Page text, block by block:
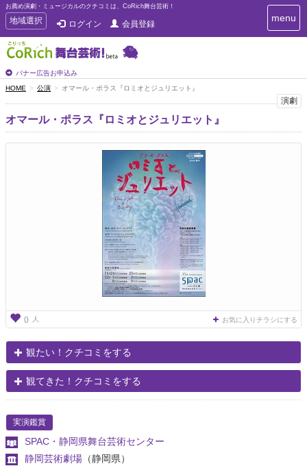
お薦め演劇・ミュージカルのクチコミは、CoRich舞台芸術！
T
o
g
g
e
n
a
v
i
地域選択 ログイン 会員登録
バナー広告お申込み
T
o
i
menu
HOME 公演 オマール・ポラス『ロミオとジュリエット』
演劇
オマール・ポラス『ロミオとジュリエット』
0 人 お気に入りチラシにする
観たい！クチコミをする
観てきた！クチコミをする
実演鑑賞
SPAC・静岡県舞台芸術センター
静岡芸術劇場 （静岡県）